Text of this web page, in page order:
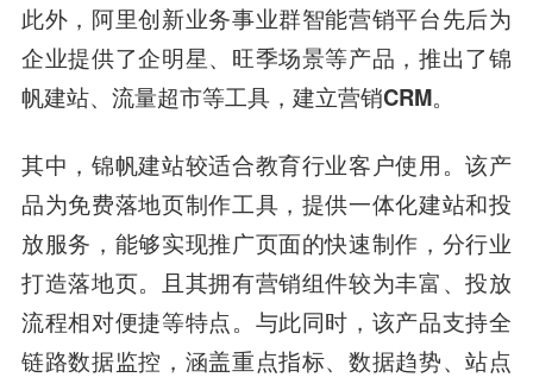
此外，阿里创新业务事业群智能营销平台先后为
企业提供了企明星、旺季场景等产品，推出了锦
帆建站、流量超市等工具，建立营销CRM。
其中，锦帆建站较适合教育行业客户使用。该产
品为免费落地页制作工具，提供一体化建站和投
放服务，能够实现推广页面的快速制作，分行业
打造落地页。且其拥有营销组件较为丰富、投放
流程相对便捷等特点。与此同时，该产品支持全
链路数据监控，涵盖重点指标、数据趋势、站点